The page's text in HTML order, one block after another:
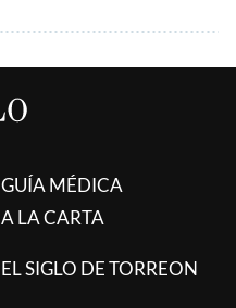
GUÍA MÉDICA
A LA CARTA
EL SIGLO DE TORREON